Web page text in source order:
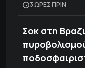
3 ΩΡΕΣ ΠΡΙΝ
Σοκ στη